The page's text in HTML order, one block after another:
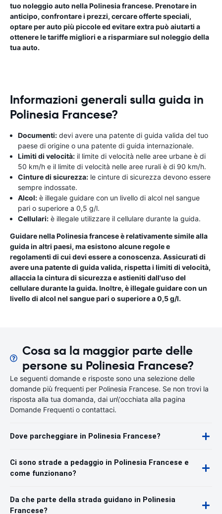
tuo noleggio auto nella Polinesia francese. Prenotare in
anticipo, confrontare i prezzi, cercare offerte speciali,
optare per auto più piccole ed evitare extra può aiutarti a
ottenere le tariffe migliori e a risparmiare sul noleggio della
tua auto.
Informazioni generali sulla guida in
Polinesia Francese?
Documenti: devi avere una patente di guida valida del tuo
paese di origine o una patente di guida internazionale.
Limiti di velocità: il limite di velocità nelle aree urbane è di
50 km/h e il limite di velocità nelle aree rurali è di 90 km/h.
Cinture di sicurezza: le cinture di sicurezza devono essere
sempre indossate.
Alcol: è illegale guidare con un livello di alcol nel sangue
pari o superiore a 0,5 g/l.
Cellulari: è illegale utilizzare il cellulare durante la guida.
Guidare nella Polinesia francese è relativamente simile alla
guida in altri paesi, ma esistono alcune regole e
regolamenti di cui devi essere a conoscenza. Assicurati di
avere una patente di guida valida, rispetta i limiti di velocità,
allaccia la cintura di sicurezza e astieniti dall'uso del
cellulare durante la guida. Inoltre, è illegale guidare con un
livello di alcol nel sangue pari o superiore a 0,5 g/l.
Cosa sa la maggior parte delle
persone su Polinesia Francese?
Le seguenti domande e risposte sono una selezione delle
domande più frequenti per Polinesia Francese. Se non trovi la
risposta alla tua domanda, dai un\'occhiata alla pagina
Domande Frequenti o contattaci.
Dove parcheggiare in Polinesia Francese?
Ci sono strade a pedaggio in Polinesia Francese e
come funzionano?
Da che parte della strada guidano in Polinesia
Francese?